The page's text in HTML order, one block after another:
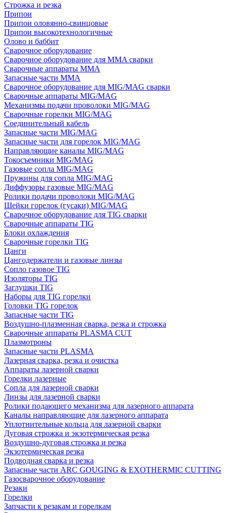
Строжка и резка
Припои
Припои оловянно-свинцовые
Припои высокотехнологичные
Олово и баббит
Сварочное оборудование
Сварочное оборудование для MMA сварки
Сварочные аппараты MMA
Запасные части MMA
Сварочное оборудование для MIG/MAG сварки
Сварочные аппараты MIG/MAG
Механизмы подачи проволоки MIG/MAG
Сварочные горелки MIG/MAG
Соединительный кабель
Запасные части MIG/MAG
Запасные части для горелок MIG/MAG
Направляющие каналы MIG/MAG
Токосъемники MIG/MAG
Газовые сопла MIG/MAG
Пружины для сопла MIG/MAG
Диффузоры газовые MIG/MAG
Ролики подачи проволоки MIG/MAG
Шейки горелок (гусаки) MIG/MAG
Сварочное оборудование для TIG сварки
Сварочные аппараты TIG
Блоки охлаждения
Сварочные горелки TIG
Цанги
Цангодержатели и газовые линзы
Сопло газовое TIG
Изоляторы TIG
Заглушки TIG
Наборы для TIG горелки
Головки TIG горелок
Запасные части TIG
Воздушно-плазменная сварка, резка и строжка
Сварочные аппараты PLASMA CUT
Плазмотроны
Запасные части PLASMA
Лазерная сварка, резка и очистка
Аппараты лазерной сварки
Горелки лазерные
Сопла для лазерной сварки
Линзы для лазерной сварки
Ролики подающего механизма для лазерного аппарата
Каналы направляющие для лазерного аппарата
Уплотнительные кольца для лазерной сварки
Дуговая строжка и экзотермическая резка
Воздушно-дуговая строжка и резка
Экзотермическая резка
Подводная сварка и резка
Запасные части ARC GOUGING & EXOTHERMIC CUTTING
Газосварочное оборудование
Резаки
Горелки
Запчасти к резакам и горелкам